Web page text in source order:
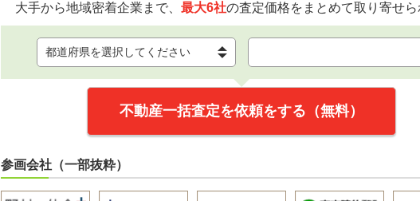
大手から地域密着企業まで、 最大6社の査定価格をまとめて取り寄せら
不動産一括査定を依頼をする（無料）
参画会社（一部抜粋）